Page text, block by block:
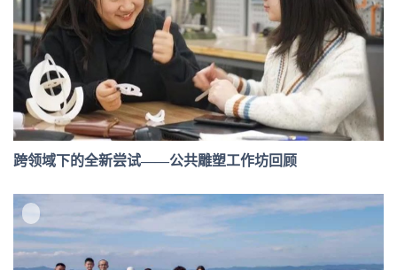
跨领域下的全新尝试——公共雕塑工作坊回顾